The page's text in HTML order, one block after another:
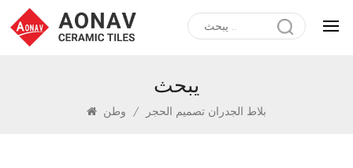
يبحث
/ بلاط الجدران تصميم الحجر